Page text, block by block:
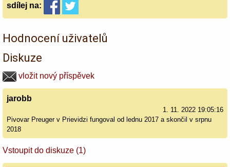
sdílej na:
Hodnocení uživatelů
Diskuze
vložit nový příspěvek
jarobb
1. 11. 2022 19:05:16
Pivovar Preuger v Prievidzi fungoval od lednu 2017 a skončil v srpnu
2018
Vstoupit do diskuze (1)